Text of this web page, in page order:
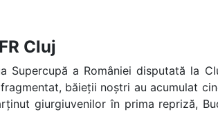
Cluj
Supercupă a României disputată la
băieții noștri au acumulat
giurgiuvenilor în prima repriză,